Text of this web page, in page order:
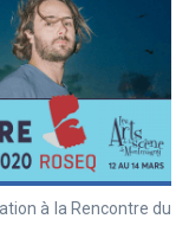
à la Rencontre du